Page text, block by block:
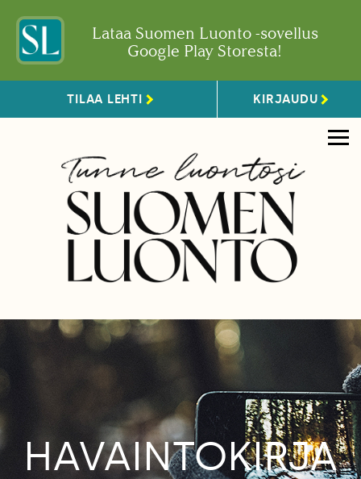
Lataa Suomen Luonto -sovellus
Google Play Storesta!
TILAA LEHTI KIRJAUDU
HAVAINTOKIRJA